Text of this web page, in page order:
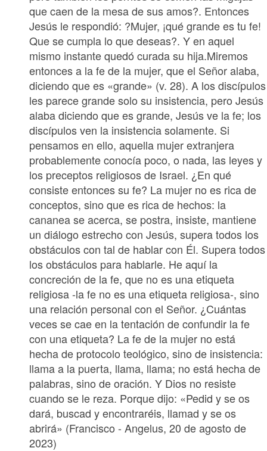
que caen de la mesa de sus amos?. Entonces
Jesús le respondió: ?Mujer, ¡qué grande es tu fe!
Que se cumpla lo que deseas?. Y en aquel
mismo instante quedó curada su hija.Miremos
entonces a la fe de la mujer, que el Señor alaba,
diciendo que es «grande» (v. 28). A los discípulos
les parece grande solo su insistencia, pero Jesús
alaba diciendo que es grande, Jesús ve la fe; los
discípulos ven la insistencia solamente. Si
pensamos en ello, aquella mujer extranjera
probablemente conocía poco, o nada, las leyes y
los preceptos religiosos de Israel. ¿En qué
consiste entonces su fe? La mujer no es rica de
conceptos, sino que es rica de hechos: la
cananea se acerca, se postra, insiste, mantiene
un diálogo estrecho con Jesús, supera todos los
obstáculos con tal de hablar con Él. Supera todos
los obstáculos para hablarle. He aquí la
concreción de la fe, que no es una etiqueta
religiosa -la fe no es una etiqueta religiosa-, sino
una relación personal con el Señor. ¿Cuántas
veces se cae en la tentación de confundir la fe
con una etiqueta? La fe de la mujer no está
hecha de protocolo teológico, sino de insistencia:
llama a la puerta, llama, llama; no está hecha de
palabras, sino de oración. Y Dios no resiste
cuando se le reza. Porque dijo: «Pedid y se os
dará, buscad y encontraréis, llamad y se os
abrirá» (Francisco - Angelus, 20 de agosto de
2023)